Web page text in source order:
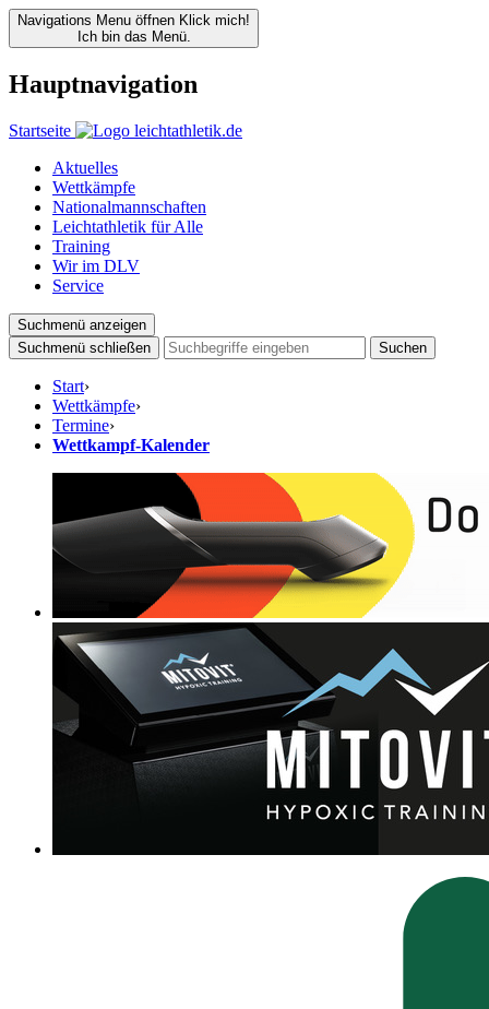
Navigations Menu öffnen Klick mich!
Ich bin das Menü.
Hauptnavigation
Startseite
Aktuelles
Wettkämpfe
Nationalmannschaften
Leichtathletik für Alle
Training
Wir im DLV
Service
Suchmenü anzeigen
Suchmenü schließen
Suchen
Start›
Wettkämpfe›
Termine›
Wettkampf-Kalender